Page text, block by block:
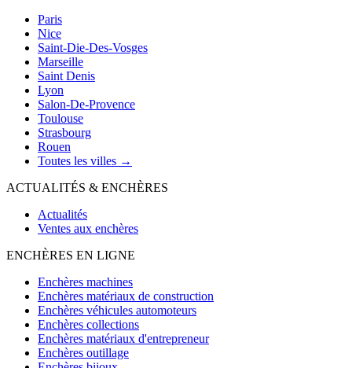
Paris
Nice
Saint-Die-Des-Vosges
Marseille
Saint Denis
Lyon
Salon-De-Provence
Toulouse
Strasbourg
Rouen
Toutes les villes →
ACTUALITÉS & ENCHÈRES
Actualités
Ventes aux enchères
ENCHÈRES EN LIGNE
Enchères machines
Enchères matériaux de construction
Enchères véhicules automoteurs
Enchères collections
Enchères matériaux d'entrepreneur
Enchères outillage